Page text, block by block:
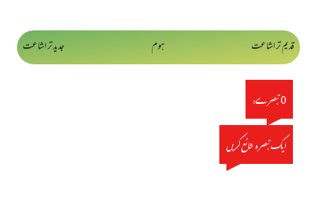
جدید تر اشاعت قدیم تر اشاعت ہوم
0 تبصرے:
ایک تبصرہ شائع کریں